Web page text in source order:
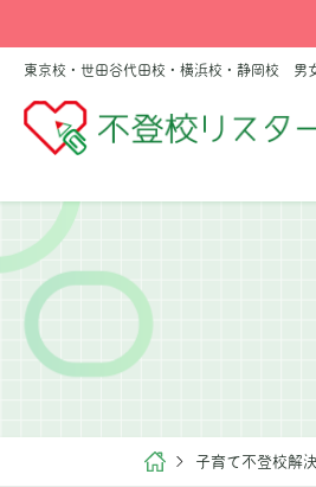
東京校・世田谷代田校・横浜校・静岡校 男
子育て不登校解